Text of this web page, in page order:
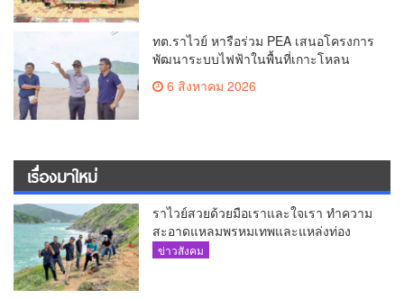
ทต.ราไวย์ หารือร่วม PEA เสนอโครงการ
พัฒนาระบบไฟฟ้าในพื้นที่เกาะโหลน
6 สิงหาคม 2026
เรื่องมาใหม่
ราไวย์สวยด้วยมือเราและใจเรา ทำความ
สะอาดแหลมพรหมเทพและแหล่งท่อง
เที่ยว
ข่าวสังคม